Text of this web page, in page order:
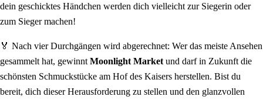
dein geschicktes Händchen werden dich vielleicht zur Siegerin oder
zum Sieger machen!
🏅 Nach vier Durchgängen wird abgerechnet: Wer das meiste Ansehen
gesammelt hat, gewinnt Moonlight Market und darf in Zukunft die
schönsten Schmuckstücke am Hof des Kaisers herstellen. Bist du
bereit, dich dieser Herausforderung zu stellen und den glanzvollen